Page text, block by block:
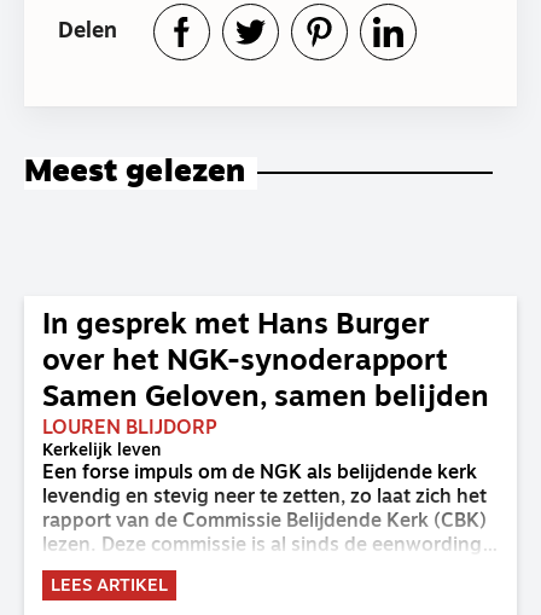
Delen
Meest gelezen
In gesprek met Hans Burger
over het NGK-synoderapport
Samen Geloven, samen belijden
LOUREN BLIJDORP
Kerkelijk leven
Een forse impuls om de NGK als belijdende kerk
levendig en stevig neer te zetten, zo laat zich het
rapport van de Commissie Belijdende Kerk (CBK)
lezen. Deze commissie is al sinds de eenwording
van de GKv en NGK actief en kreeg van de
synode van Deventer in 2023 de opdracht om
LEES ARTIKEL